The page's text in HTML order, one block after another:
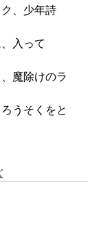
、少年詩
入って
魔除けのラ
うそくをと